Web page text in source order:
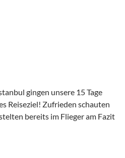
gingen unsere 15 Tage
Reiseziel! Zufrieden schauten
bereits im Flieger am Fazit